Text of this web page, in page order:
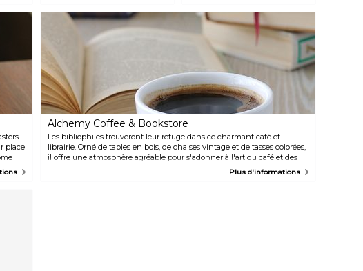
aux
d'art modernes. Le café propose
un déjeuner léger, des produits
de boulangerie et certains des
meilleurs cafés de la ville.
vous visitez leur établissement
de Cork, ne manquez pas de
déguster leur chocolat chaud
signature, idéalement
accompagné d'un choix de
croissants, de scones, de muffins
ou de biscuits.
place
Alchemy Coffee & Bookstore
Les bibliophiles trouveront leur refuge dans ce charmant café et
librairie. Orné de tables en bois, de chaises vintage et de tasses colorées,
il offre une atmosphère agréable pour s'adonner à l'art du café et des
infusions douces. Que vous recherchiez une pause café avec une
Plus d'informations